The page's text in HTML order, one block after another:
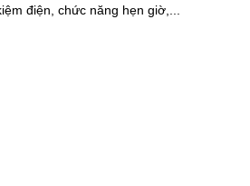
điện, chức năng hẹn giờ,...